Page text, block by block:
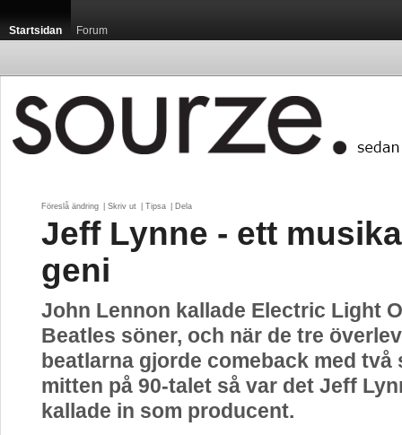
Startsidan Forum
Föreslå ändring Skriv ut Tipsa Dela
Jeff Lynne - ett
geni
John Lennon kallade Electric Light
Beatles söner, och när de tre
beatlarna gjorde comeback med två
mitten på 90-talet så var det Jeff
kallade in som producent.